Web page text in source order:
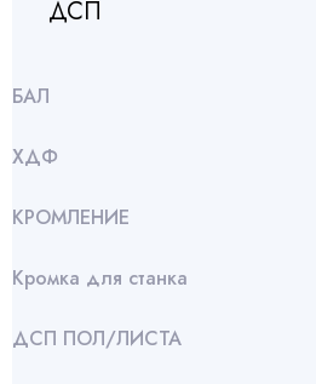
ДСП
БАЛ
ХДФ
КРОМЛЕНИЕ
Кромка для станка
ДСП ПОЛ/ЛИСТА